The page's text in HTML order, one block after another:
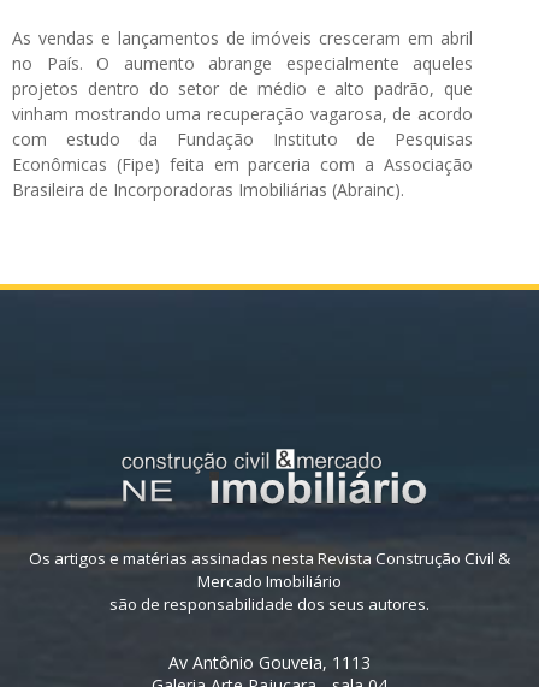
As vendas e lançamentos de imóveis cresceram em abril
no País. O aumento abrange especialmente aqueles
projetos dentro do setor de médio e alto padrão, que
vinham mostrando uma recuperação vagarosa, de acordo
com estudo da Fundação Instituto de Pesquisas
Econômicas (Fipe) feita em parceria com a Associação
Brasileira de Incorporadoras Imobiliárias (Abrainc).
Os artigos e matérias assinadas nesta Revista Construção Civil &
Mercado Imobiliário
são de responsabilidade dos seus autores.
Av Antônio Gouveia, 1113